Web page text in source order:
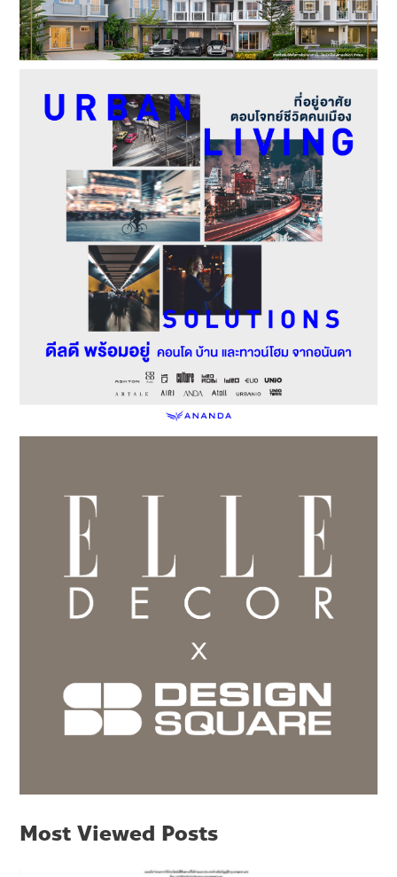
Most Viewed Posts